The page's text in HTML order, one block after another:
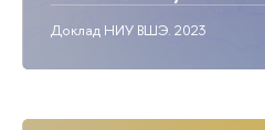
Доклад НИУ ВШЭ. 2023